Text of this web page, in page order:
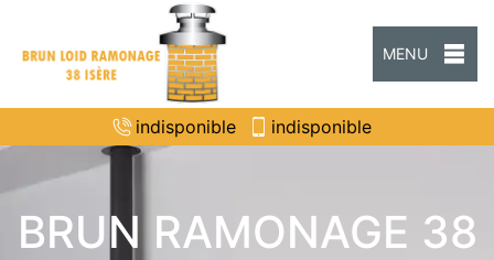
MENU
indisponible indisponible
BRUN RAMONAGE 38